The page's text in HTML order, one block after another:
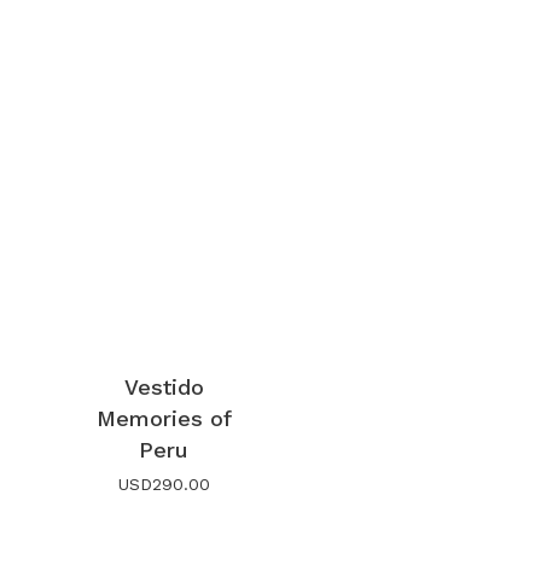
Vestido
Memories of
Peru
USD290.00